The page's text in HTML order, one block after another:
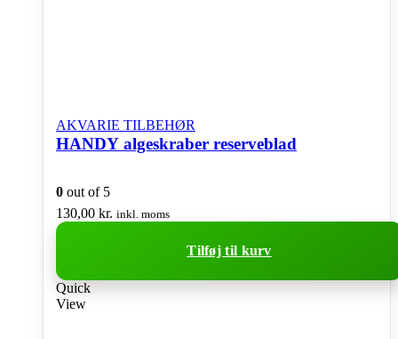
AKVARIE TILBEHØR
HANDY algeskraber reserveblad
0 out of 5
130,00 kr. inkl. moms
Tilføj til kurv
Quick
View